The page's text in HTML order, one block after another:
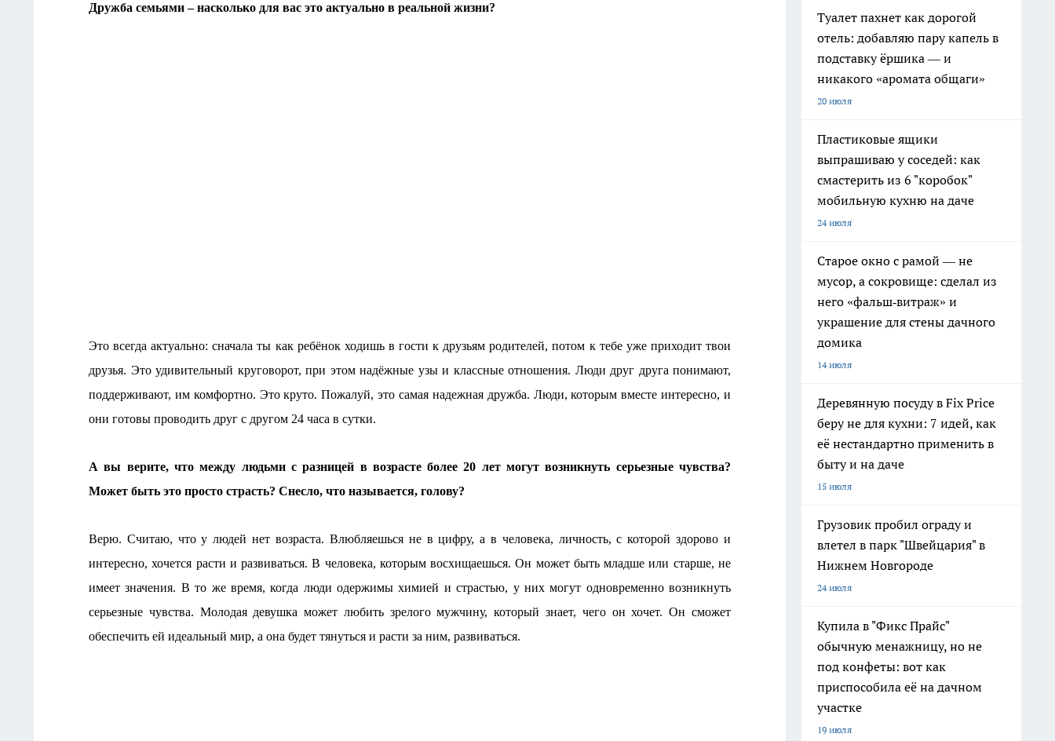
Дружба семьями – насколько для вас это актуально в реальной жизни?
Это всегда актуально: сначала ты как ребёнок ходишь в гости к друзьям родителей, потом к тебе уже приходит твои
друзья. Это удивительный круговорот, при этом надёжные узы и классные отношения. Люди друг друга понимают,
поддерживают, им комфортно. Это круто. Пожалуй, это самая надежная дружба. Люди, которым вместе интересно, и
они готовы проводить друг с другом 24 часа в сутки.
А вы верите, что между людьми с разницей в возрасте более 20 лет могут возникнуть серьезные чувства?
Может быть это просто страсть? Снесло, что называется, голову?
Верю. Считаю, что у людей нет возраста. Влюбляешься не в цифру, а в человека, личность, с которой здорово и
интересно, хочется расти и развиваться. В человека, которым восхищаешься. Он может быть младше или старше, не
имеет значения. В то же время, когда люди одержимы химией и страстью, у них могут одновременно возникнуть
серьезные чувства. Молодая девушка может любить зрелого мужчину, который знает, чего он хочет. Он сможет
обеспечить ей идеальный мир, а она будет тянуться и расти за ним, развиваться.
Туалет пахнет как дорогой
отель: добавляю пару капель в
подставку ёршика — и
никакого «аромата общаги»
20 июля
Пластиковые ящики
выпрашиваю у соседей: как
смастерить из 6 "коробок"
мобильную кухню на даче
24 июля
Старое окно с рамой — не
мусор, а сокровище: сделал из
него «фальш‑витраж» и
украшение для стены дачного
домика
14 июля
Деревянную посуду в Fix Price
беру не для кухни: 7 идей, как
её нестандартно применить в
быту и на даче
15 июля
Грузовик пробил ограду и
влетел в парк "Швейцария" в
Нижнем Новгороде
24 июля
Купила в "Фикс Прайс"
обычную менажницу, но не
под конфеты: вот как
приспособила её на дачном
участке
19 июля